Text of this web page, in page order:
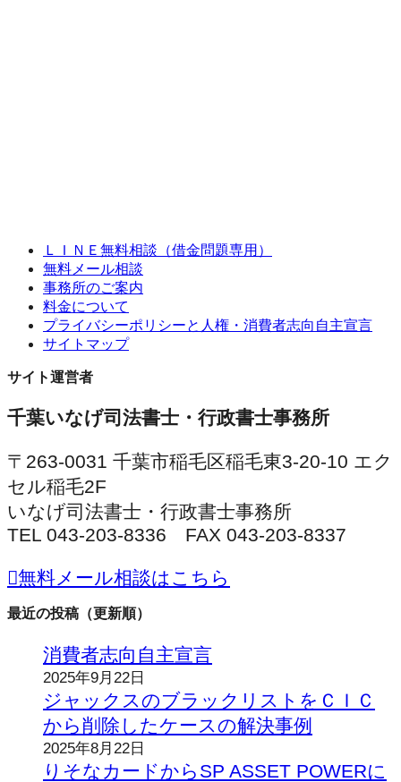
ＬＩＮＥ無料相談（借金問題専用）
無料メール相談
事務所のご案内
料金について
プライバシーポリシーと人権・消費者志向自主宣言
サイトマップ
サイト運営者
千葉いなげ司法書士・行政書士事務所
〒263-0031 千葉市稲毛区稲毛東3-20-10 エク
セル稲毛2F
いなげ司法書士・行政書士事務所
TEL 043-203-8336 FAX 043-203-8337
無料メール相談はこちら
最近の投稿（更新順）
消費者志向自主宣言
2025年9月22日
ジャックスのブラックリストをＣＩＣ
から削除したケースの解決事例
2025年8月22日
りそなカードからSP ASSET POWERに